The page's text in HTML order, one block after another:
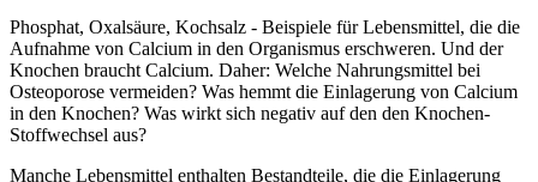
Phosphat, Oxalsäure, Kochsalz - Beispiele für Lebensmittel, die die
Aufnahme von Calcium in den Organismus erschweren. Und der
Knochen braucht Calcium. Daher: Welche Nahrungsmittel bei
Osteoporose vermeiden? Was hemmt die Einlagerung von Calcium
in den Knochen? Was wirkt sich negativ auf den den Knochen-
Stoffwechsel aus?
Manche Lebensmittel enthalten Bestandteile, die die Einlagerung